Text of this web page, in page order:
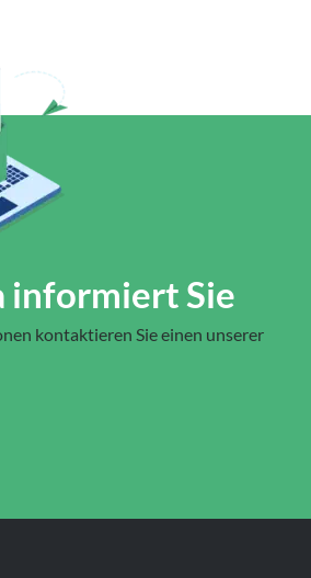
informiert Sie
kontaktieren Sie einen unserer